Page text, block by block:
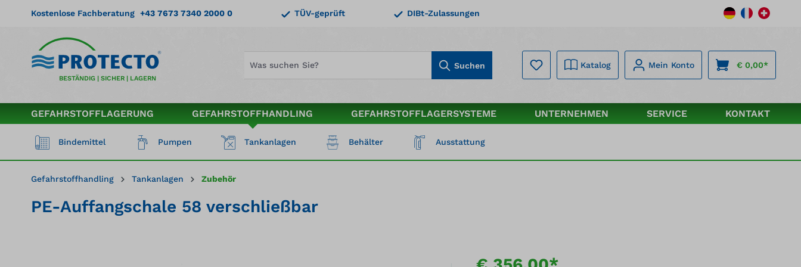
Zur Hauptnavigation springen
Kostenlose Fachberatung +43 7673 7340 2000 0 TÜV-geprüft DIBt-Zulassungen
BESTÄNDIG | SICHER | LAGERN
Suchen Katalog Mein Konto € 0,00*
GEFAHRSTOFFLAGERUNG GEFAHRSTOFFHANDLING GEFAHRSTOFFLAGERSYSTEME UNTERNEHMEN SERVICE KONTAKT
Bindemittel Pumpen Tankanlagen Behälter Ausstattung
Gefahrstoffhandling Tankanlagen Zubehör
PE-Auffangschale 58 verschließbar